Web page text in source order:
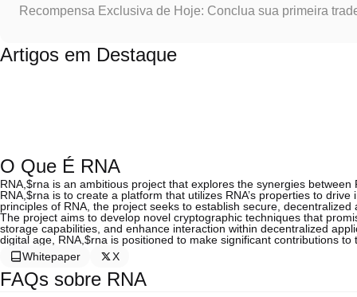
Recompensa Exclusiva de Hoje: Conclua sua primeira
Artigos em Destaque
O Que É RNA
RNA,$rna is an ambitious project that explores the synergies
RNA,$rna is to create a platform that utilizes RNA’s properties to
principles of RNA, the project seeks to establish secure,
The project aims to develop novel cryptographic techniques that
storage capabilities, and enhance interaction within decentralized
digital age, RNA,$rna is positioned to make significant contributions
Whitepaper
X
FAQs sobre RNA